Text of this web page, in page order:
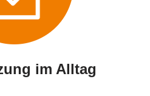
im Alltag